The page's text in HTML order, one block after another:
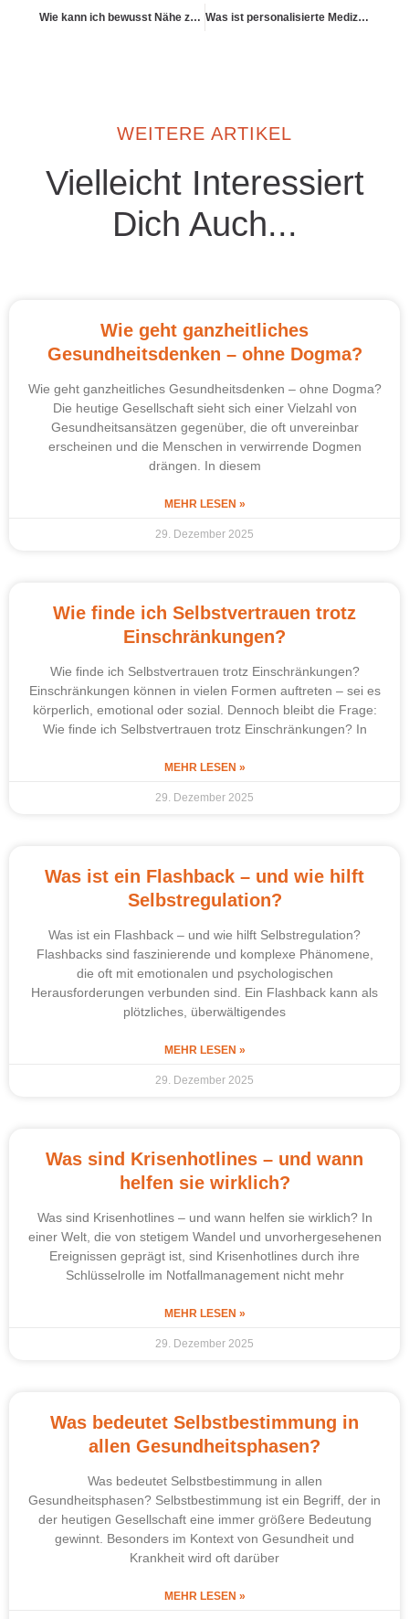
Wie kann ich bewusst Nähe zulassen? Was ist personalisierte Medizin – und wo geht sie hin?
WEITERE ARTIKEL
Vielleicht Interessiert
Dich Auch...
Wie geht ganzheitliches
Gesundheitsdenken – ohne Dogma?
Wie geht ganzheitliches Gesundheitsdenken – ohne Dogma?
Die heutige Gesellschaft sieht sich einer Vielzahl von
Gesundheitsansätzen gegenüber, die oft unvereinbar
erscheinen und die Menschen in verwirrende Dogmen
drängen. In diesem
MEHR LESEN »
29. Dezember 2025
Wie finde ich Selbstvertrauen trotz
Einschränkungen?
Wie finde ich Selbstvertrauen trotz Einschränkungen?
Einschränkungen können in vielen Formen auftreten – sei es
körperlich, emotional oder sozial. Dennoch bleibt die Frage:
Wie finde ich Selbstvertrauen trotz Einschränkungen? In
MEHR LESEN »
29. Dezember 2025
Was ist ein Flashback – und wie hilft
Selbstregulation?
Was ist ein Flashback – und wie hilft Selbstregulation?
Flashbacks sind faszinierende und komplexe Phänomene,
die oft mit emotionalen und psychologischen
Herausforderungen verbunden sind. Ein Flashback kann als
plötzliches, überwältigendes
MEHR LESEN »
29. Dezember 2025
Was sind Krisenhotlines – und wann
helfen sie wirklich?
Was sind Krisenhotlines – und wann helfen sie wirklich? In
einer Welt, die von stetigem Wandel und unvorhergesehenen
Ereignissen geprägt ist, sind Krisenhotlines durch ihre
Schlüsselrolle im Notfallmanagement nicht mehr
MEHR LESEN »
29. Dezember 2025
Was bedeutet Selbstbestimmung in
allen Gesundheitsphasen?
Was bedeutet Selbstbestimmung in allen
Gesundheitsphasen? Selbstbestimmung ist ein Begriff, der in
der heutigen Gesellschaft eine immer größere Bedeutung
gewinnt. Besonders im Kontext von Gesundheit und
Krankheit wird oft darüber
MEHR LESEN »